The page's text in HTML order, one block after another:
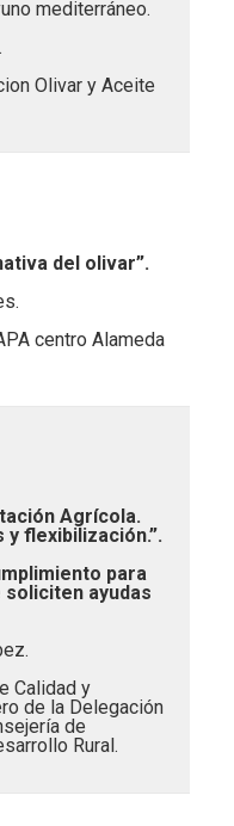
mediterráneo.
Olivar y Aceite
del olivar”.
centro Alameda
Agrícola.
y flexibilización.”.
para
ayudas
Calidad y
de la Delegación
de
Rural.